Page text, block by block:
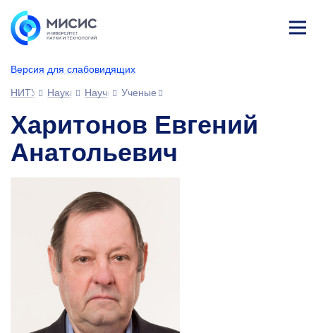
Версия для слабовидящих
НИТУ МИСИС
Наука Научное сообщество
Ученые
Харитонов Евгений
Анатольевич